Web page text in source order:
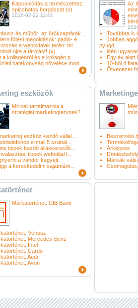
Kapcsolódás a természethez:
spiccbotos horgászat (x)
2026-07-22 11:44
és műbőr: az öröknaptárak ...
fűtési megoldások: padló- é...
a weboldalak terén: mi ...
újra a tárolást! (x)
a kollagénről és a kollagén p...
hatékonyság növelése mod...
Az
Továbbra is
Jobban
nyugd...
idén
Egy év alatt
10-ből 4
Ötvenezer
eszközök
Mit kell tartalmaznia a
stratégiai marketingtervnek?
eszköz kezdő vállal...
e-mail 5 szabál...
tippek kezdő álláskeresők...
tippek weboldal t...
a vándor kegyeit
a kereskedelmi sajátmárk...
Beszerzési
Árképzés
Márkák
Márkatörténet: CIB Bank
Vénusz
Mercedes-Benz
Intel
Cardo
Audi
Avon